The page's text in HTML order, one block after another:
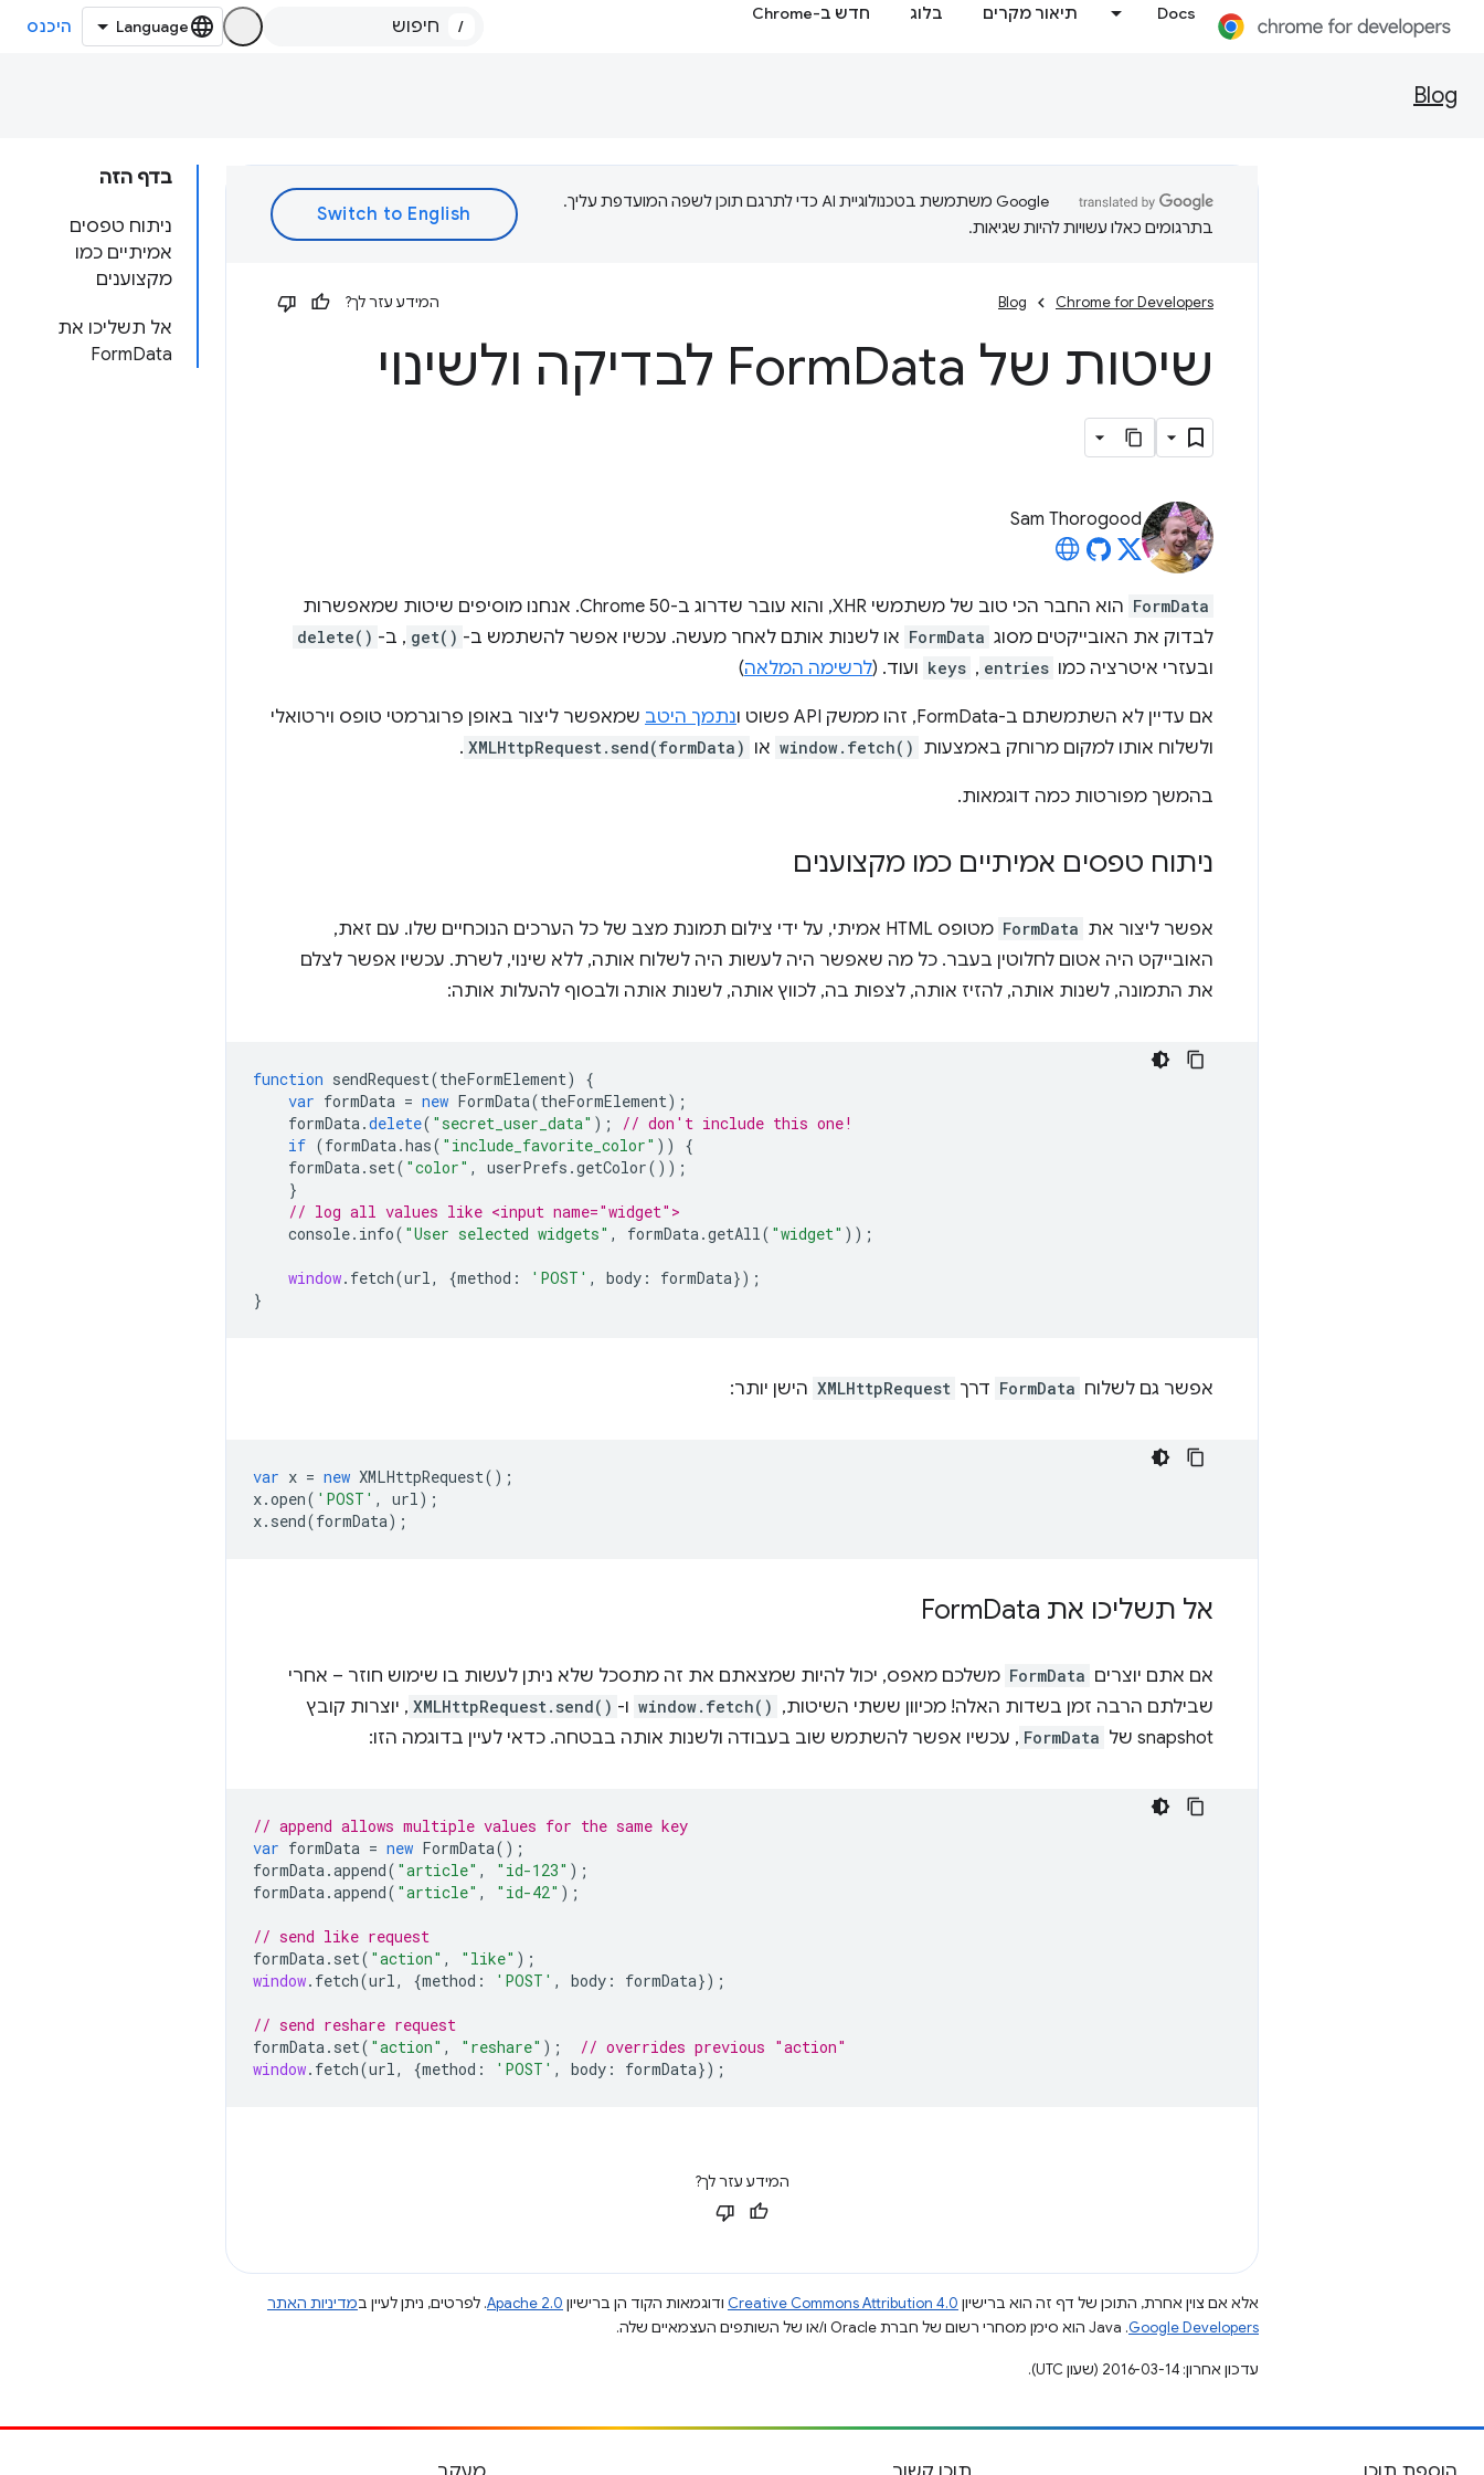
Docs תיאור מקרים בלוג חדש ב-Chrome
/ היכנס
Blog
בדף הזה
ניתוח טפסים
אמיתיים כמו
מקצוענים
אל תשליכו את
FormData
‫Google משתמשת בטכנולוגיית AI כדי לתרגם תוכן לשפה המועדפת עליך.
בתרגומים כאלו עשויות להיות שגיאות.
Chrome for Developers
Blog המידע עזר לך?
שיטות של Form Data לבדיקה ולשינוי
Sam Thorogood
FormData
הוא החבר הכי טוב של משתמשי XHR, והוא עובר שדרוג ב-Chrome 50. אנחנו מוסיפים שיטות שמאפשרות
לבדוק את האובייקטים מסוג FormData או לשנות אותם לאחר מעשה. עכשיו אפשר להשתמש ב- get() , ב- delete()
ובעזרי איטרציה כמו entries
,‏
keys ועוד. (לרשימה המלאה)
אם עדיין לא השתמשתם ב-FormData, זהו ממשק API פשוט ו נתמך היטב שמאפשר ליצור באופן פרוגרמטי טופס וירטואלי
ולשלוח אותו למקום מרוחק באמצעות window.fetch() או XMLHttpRequest.send(formData)
.
בהמשך מפורטות כמה דוגמאות.
ניתוח טפסים אמיתיים כמו מקצוענים
אפשר ליצור את FormData
מטופס HTML אמיתי, על ידי צילום תמונת מצב של כל הערכים הנוכחיים שלו. עם זאת,
האובייקט היה אטום לחלוטין בעבר. כל מה שאפשר היה לעשות היה לשלוח אותה, ללא שינוי, לשרת. עכשיו אפשר לצלם
את התמונה, לשנות אותה, להזיז אותה, לצפות בה, לכווץ אותה, לשנות אותה ולבסוף להעלות אותה:
function sendRequest(theFormElement)
{
var formData = new FormData(theFormElement);
formData.delete( "secret_user_data" );
// don't include this one!
if (formData.has( "include_favorite_color" ))
{
formData. set( "color" , userPrefs .getColor());
}
// log all values like <input name="widget">
console. info( "User selected widgets" , formData.getAll( "widget" ));
window. fetch(url, {method : 'POST' , body : formData});
}
אפשר גם לשלוח FormData דרך XMLHttpRequest הישן יותר:
var x = new XMLHttpRequest();
x.open( 'POST' , url);
x. send(formData);
אל תשליכו את Form Data
אם אתם יוצרים FormData משלכם מאפס, יכול להיות שמצאתם את זה מתסכל שלא ניתן לעשות בו שימוש חוזר – אחרי
שבילתם הרבה זמן בשדות האלה! מכיוון ששתי השיטות, window.fetch() ו- XMLHttpRequest.send() , יוצרות קובץ
snapshot של
FormData , עכשיו אפשר להשתמש שוב בעבודה ולשנות אותה בבטחה. כדאי לעיין בדוגמה הזו:
// append allows multiple values for the same key
var formData = new FormData();
formData.append( "article" , "id-123" );
formData.append( "article" , "id-42" );
// send like request
formData. set( "action" , "like" );
window. fetch(url, {method : 'POST' , body : formData});
// send reshare request
formData. set( "action" , "reshare" );
// overrides previous "action"
window. fetch(url, {method : 'POST' , body : formData});
המידע עזר לך?
אלא אם צוין אחרת, התוכן של דף זה הוא ברישיון Creative Commons Attribution 4.0 ודוגמאות הקוד הן ברישיון Apache 2.0. לפרטים, ניתן לעיין במדיניות האתר
Google Developers‏.‏ Java הוא סימן מסחרי רשום של חברת Oracle ו/או של השותפים העצמאיים שלה.
עדכון אחרון: 2016-03-14 (שעון UTC).